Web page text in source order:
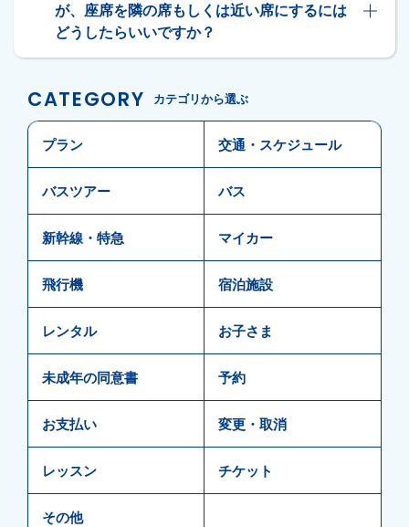
が、座席を隣の席もしくは近い席にするには
どうしたらいいですか？
CATEGORY カテゴリから選ぶ
プラン 交通・スケジュール
バスツアー バス
新幹線・特急 マイカー
飛行機 宿泊施設
レンタル お子さま
未成年の同意書 予約
お支払い 変更・取消
レッスン チケット
その他